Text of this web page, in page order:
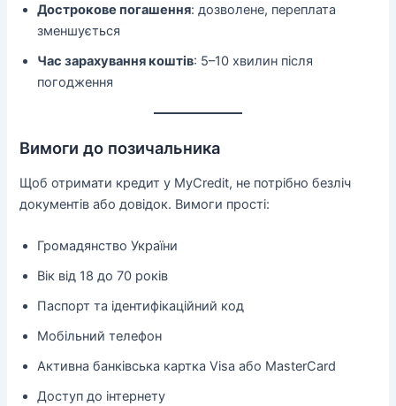
Дострокове погашення: дозволене, переплата
зменшується
Час зарахування коштів: 5–10 хвилин після
погодження
Вимоги до позичальника
Щоб отримати кредит у MyCredit, не потрібно безліч
документів або довідок. Вимоги прості:
Громадянство України
Вік від 18 до 70 років
Паспорт та ідентифікаційний код
Мобільний телефон
Активна банківська картка Visa або MasterCard
Доступ до інтернету